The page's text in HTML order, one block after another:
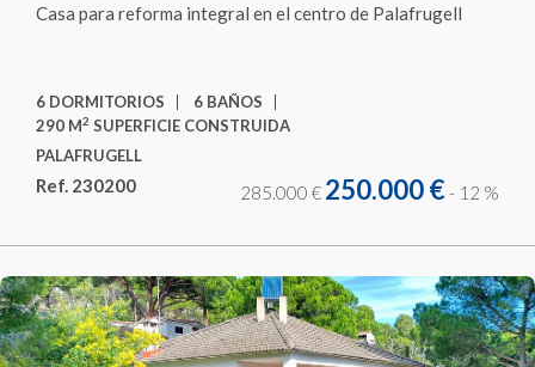
Casa para reforma integral en el centro de Palafrugell
6 DORMITORIOS
6 BAÑOS
290 M2 SUPERFICIE CONSTRUIDA
PALAFRUGELL
Ref. 230200 285.000 € 250.000 €- 12 %